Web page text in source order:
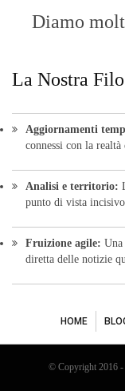
Diamo
La Nostra
Aggiornamenti
connessi con la
Analisi e territorio:
punto di vista
Fruizione agile: Una
diretta delle notizie
HOME
© Copyright 2016